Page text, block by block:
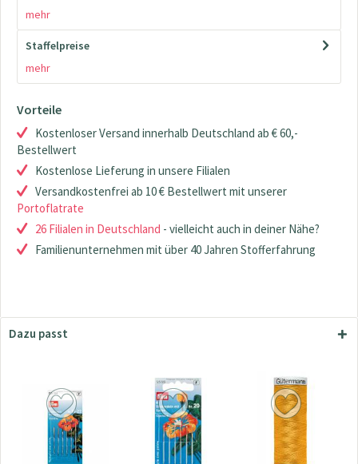
mehr
Staffelpreise
mehr
Vorteile
Kostenloser Versand innerhalb Deutschland ab € 60,-
Bestellwert
Kostenlose Lieferung in unsere Filialen
Versandkostenfrei ab 10 € Bestellwert mit unserer
Portoflatrate
26 Filialen in Deutschland - vielleicht auch in deiner Nähe?
Familienunternehmen mit über 40 Jahren Stofferfahrung
Dazu passt